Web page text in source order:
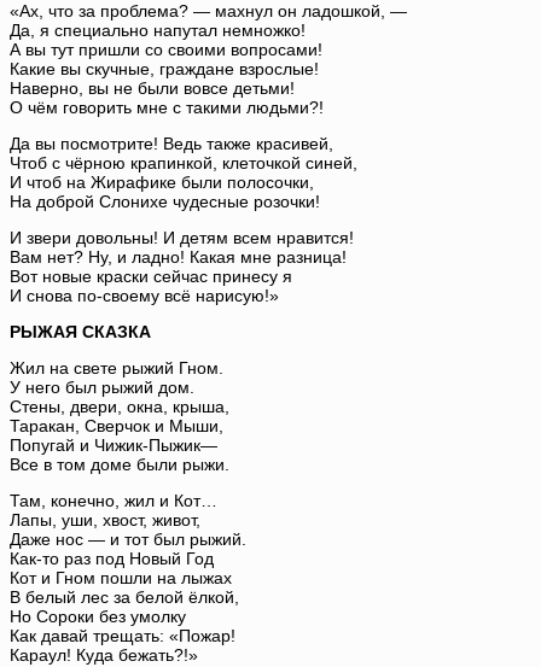
«Ах, что за проблема? — махнул он ладошкой, —
Да, я специально напутал немножко!
А вы тут пришли со своими вопросами!
Какие вы скучные, граждане взрослые!
Наверно, вы не были вовсе детьми!
О чём говорить мне с такими людьми?!
Да вы посмотрите! Ведь также красивей,
Чтоб с чёрною крапинкой, клеточкой синей,
И чтоб на Жирафике были полосочки,
На доброй Слонихе чудесные розочки!
И звери довольны! И детям всем нравится!
Вам нет? Ну, и ладно! Какая мне разница!
Вот новые краски сейчас принесу я
И снова по-своему всё нарисую!»
РЫЖАЯ СКАЗКА
Жил на свете рыжий Гном.
У него был рыжий дом.
Стены, двери, окна, крыша,
Таракан, Сверчок и Мыши,
Попугай и Чижик-Пыжик—
Все в том доме были рыжи.
Там, конечно, жил и Кот…
Лапы, уши, хвост, живот,
Даже нос — и тот был рыжий.
Как-то раз под Новый Год
Кот и Гном пошли на лыжах
В белый лес за белой ёлкой,
Но Сороки без умолку
Как давай трещать: «Пожар!
Караул! Куда бежать?!»